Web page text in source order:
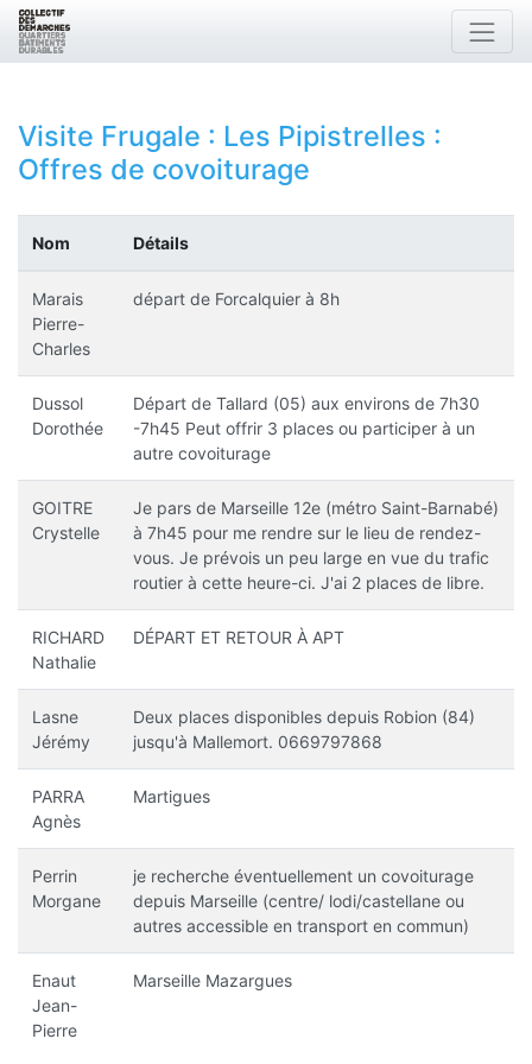
Visite Frugale : Les Pipistrelles :
Offres de covoiturage
Nom Détails
Marais
Pierre-
Charles
départ de Forcalquier à 8h
Dussol
Dorothée
Départ de Tallard (05) aux environs de 7h30
-7h45 Peut offrir 3 places ou participer à un
autre covoiturage
GOITRE
Crystelle
Je pars de Marseille 12e (métro Saint-Barnabé)
à 7h45 pour me rendre sur le lieu de rendez-
vous. Je prévois un peu large en vue du trafic
routier à cette heure-ci. J'ai 2 places de libre.
RICHARD
Nathalie
DÉPART ET RETOUR À APT
Lasne
Jérémy
Deux places disponibles depuis Robion (84)
jusqu'à Mallemort. 0669797868
PARRA
Agnès
Martigues
Perrin
Morgane
je recherche éventuellement un covoiturage
depuis Marseille (centre/ lodi/castellane ou
autres accessible en transport en commun)
Enaut
Jean-
Pierre
Marseille Mazargues